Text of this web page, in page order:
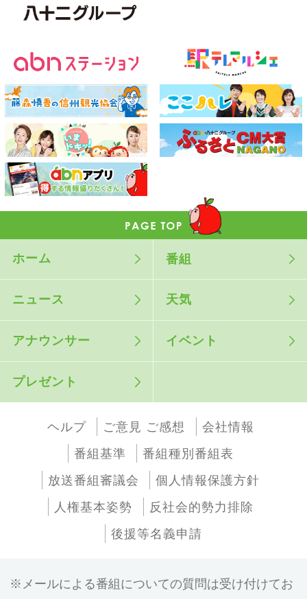
ホーム 番組
ニュース 天気
アナウンサー イベント
プレゼント
ヘルプ ご意見 ご感想
会社情報
番組基準
番組種別番組表
放送番組審議会
個人情報保護方針
人権基本姿勢
反社会的勢力排除
後援等名義申請
メールによる番組についての質問は受け付けてお